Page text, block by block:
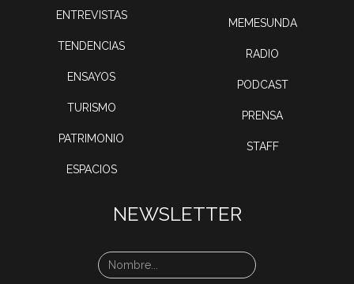
ENTREVISTAS
TENDENCIAS
ENSAYOS
TURISMO
PATRIMONIO
ESPACIOS
MEMESUNDA
RADIO
PODCAST
PRENSA
STAFF
NEWSLETTER